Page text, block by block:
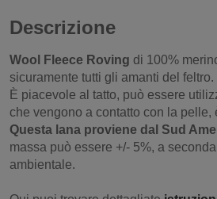
Descrizione
Wool Fleece Roving di 100%
sicuramente tutti gli amanti del feltro.
È piacevole al tatto, può essere
che vengono a contatto con la pelle,
Questa lana proviene dal Sud
massa può essere +/- 5%, a
ambientale.